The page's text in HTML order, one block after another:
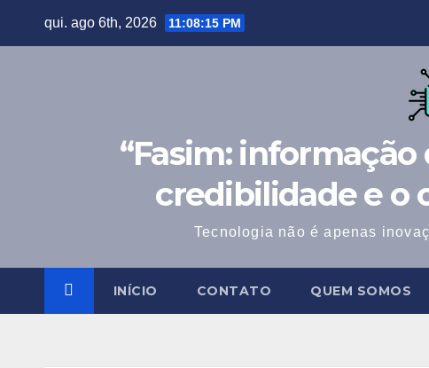
qui. ago 6th, 2026 11:08:16 PM
“Fasim:
credibilidade e o
Tecnologia não é apenas
INÍCIO CONTATO QUEM SOMOS